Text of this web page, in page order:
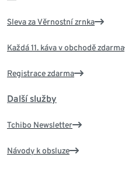
Sleva za Věrnostní zrnka
Každá 11. káva v obchodě zdarma
Registrace zdarma
Další služby
Tchibo Newsletter
Návody k obsluze